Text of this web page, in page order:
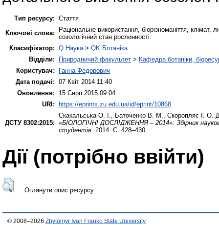
Тип ресурсу: Стаття
Ключові слова:
Раціональне використання, біорізноманіття,
созологічний стан рослинності.
Класифікатор: Q Наука > QK Ботаніка
Відділи:
Природничий факультет > Кафедра ботаніки,
Користувач:
Ганна Федорович
Дата подачі: 07 Квіт 2014 11:40
Оновлення:
15 Серп 2015 09:04
URI: https://eprints.zu.edu.ua/id/eprint/10868
ДСТУ 8302:2015:
Скакальська О. І. Баточенко В. М. Скоропляс І. О.
«БІОЛОГІЧНІ ДОСЛІДЖЕННЯ – 2014»: Збірник
студентів . 2014. С. 428–430.
Дії ​​(потрібно ввійти)
Оглянути опис ресурсу
© 2008–2026 Zhytomyr Ivan Franko State University